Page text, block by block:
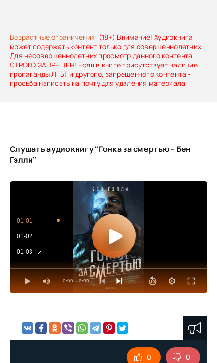
Возрастные ограничения: (18+) Внимание! Аудиокнига
может содержать контент только для совершеннолетних.
Для несовершеннолетних просмотр данного контента
СТРОГО ЗАПРЕЩЕН! Если в книге присутствует наличие
пропаганды ЛГБТ и другого, запрещенного контента -
просьба написать на почту для удаления материала.
Слушать аудиокнигу "Гонка за смертью - Бен
Гэлли"
0:00 / 0:00
01-01
01-02
01-03
01-04
01-05
01-08
0 0